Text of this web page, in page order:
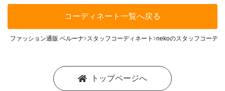
コーディネート一覧へ戻る
ファッション通販 ベルーナ スタッフコーディネート nekoのスタッフコーデ
トップページへ